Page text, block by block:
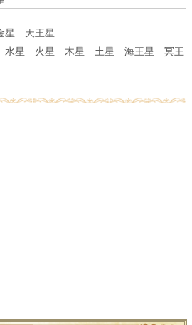
星 天王星
水星 火星 木星 土星 海王星 冥王